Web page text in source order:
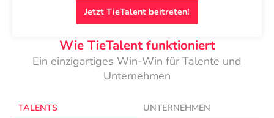
Jetzt TieTalent beitreten!
Wie TieTalent funktioniert
Ein einzigartiges Win-Win für Talente und
Unternehmen
TALENTS UNTERNEHMEN